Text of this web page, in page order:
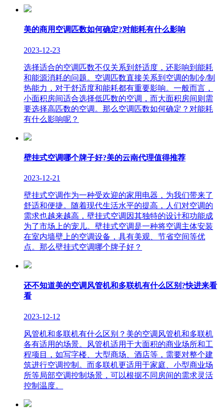
美的商用空调匹数如何确定?对能耗有什么影响
2023-12-23
选择适合的空调匹数不仅关系到舒适度，还影响到能耗
和能源消耗的问题。空调匹数直接关系到空调的制冷/制
热能力，对于舒适度和能耗都有重要影响。一般而言，
小面积房间适合选择低匹数的空调，而大面积房间则需
要选择高匹数的空调。那么空调匹数如何确定？对能耗
有什么影响呢？
壁挂式空调哪个牌子好?美的云南代理值得推荐
2023-12-21
壁挂式空调作为一种受欢迎的家用电器，为我们带来了
舒适和便捷。随着现代生活水平的提高，人们对空调的
需求也越来越高，壁挂式空调因其独特的设计和功能成
为了市场上的宠儿。壁挂式空调是一种将空调主体安装
在室内墙壁上的空调设备，具有美观、节省空间等优
点。那么壁挂式空调哪个牌子好？
还不知道美的空调风管机和多联机有什么区别?快进来看
看
2023-12-12
风管机和多联机有什么区别？美的空调风管机和多联机
各有适用的场景。风管机适用于大面积的商业场所和工
程项目，如写字楼、大型商场、酒店等，需要对整个建
筑进行空调控制。而多联机更适用于家庭、小型商业场
所等局部空调控制场景，可以根据不同房间的需求灵活
控制温度。